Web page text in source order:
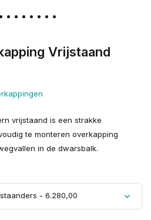
Vrijstaand
vrijstaand is een strakke
te monteren overkapping
in de dwarsbalk.
- 6.280,00